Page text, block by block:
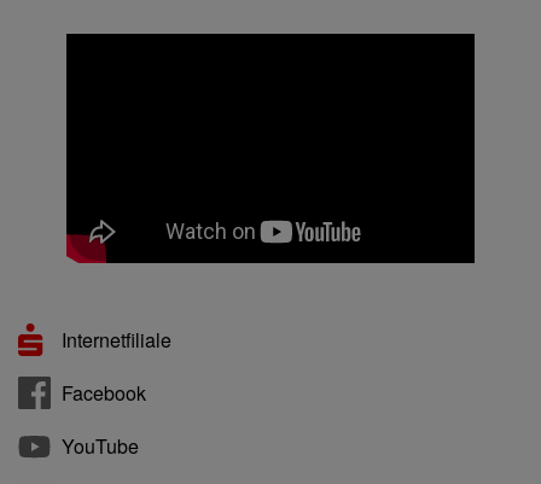
Internetfiliale
Facebook
YouTube